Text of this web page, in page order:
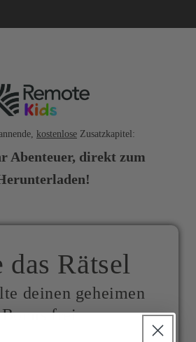
kostenlose Zusatzkapitel:
Abenteuer, direkt zum
das Rätsel
deinen geheimen
Bonus frei